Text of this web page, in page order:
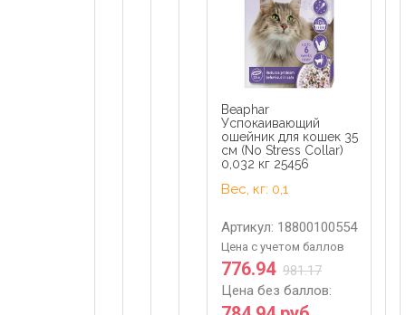
Beaphar
Успокаивающий
ошейник для кошек 35
см (No Stress Collar)
0,032 кг 25456
Вес, кг: 0,1
Артикул: 18800100554
Цена с учетом баллов
776.94 981.17
Цена без баллов: